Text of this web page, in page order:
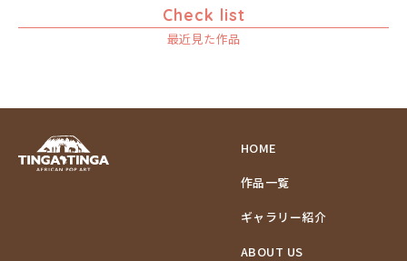
Check list
最近見た作品
HOME
作品一覧
ギャラリー紹介
ABOUT US